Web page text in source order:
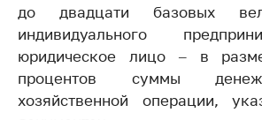
Пресс-служба
Вышестоящий
государственный
орган
до двадцати базовых
индивидуального
юридическое лицо –в
процентов суммы
хозяйственной операции,